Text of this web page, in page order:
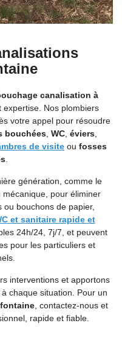
canalisation à
Nos plombiers
votre appel pour résoudre
bouchées, WC, éviers,
de visite ou fosses
génération, comme le
mécanique, pour éliminer
bouchons de papier,
et sanitaire rapide et
24h/24, 7j/7, et peuvent
pour les particuliers et
interventions et apportons
chaque situation. Pour un
, contactez-nous et
rapide et fiable.